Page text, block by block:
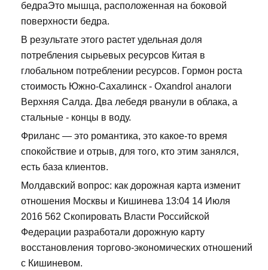
бедраЭто мышца, расположенная на боковой
поверхности бедра.
В результате этого растет удельная доля
потребления сырьевых ресурсов Китая в
глобальном потреблении ресурсов. Гормон роста
стоимость Южно-Сахалинск - Oxandrol аналоги
Верхняя Салда. Два лебедя рванули в облака, а
стальные - концы в воду.
Фриланс — это романтика, это какое-то время
спокойствие и отрыв, для того, кто этим занялся,
есть база клиентов.
Молдавский вопрос: как дорожная карта изменит
отношения Москвы и Кишинева 13:04 14 Июля
2016 562 Скопировать Власти Российской
Федерации разработали дорожную карту
восстановления торгово-экономических отношений
с Кишиневом.